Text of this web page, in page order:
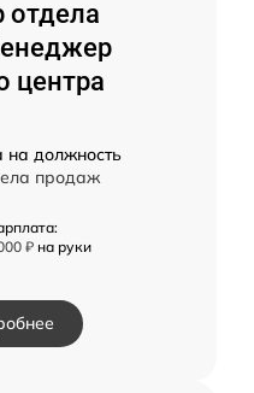
центра
на должность
продаж
₽ на руки